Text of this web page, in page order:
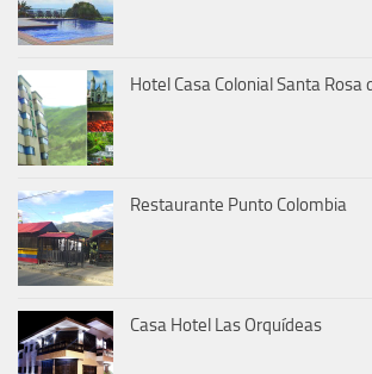
Hotel Casa Colonial Santa Rosa
Restaurante Punto Colombia
Casa Hotel Las Orquídeas